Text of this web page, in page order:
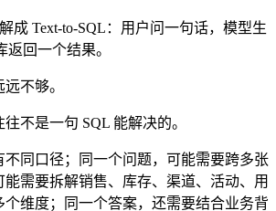
成 Text-to-SQL：用户问一句话，模型生
返回一个结果。
不够。
不是一句 SQL 能解决的。
不同口径；同一个问题，可能需要跨多张
需要拆解销售、库存、渠道、活动、用
个维度；同一个答案，还需要结合业务背